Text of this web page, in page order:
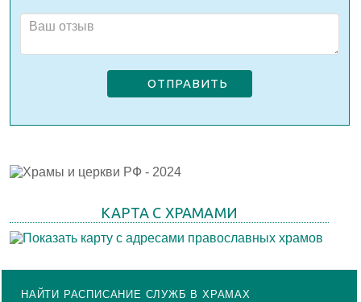
ОТПРАВИТЬ
КАРТА С ХРАМАМИ
НАЙТИ РАСПИСАНИЕ СЛУЖБ В ХРАМАХ